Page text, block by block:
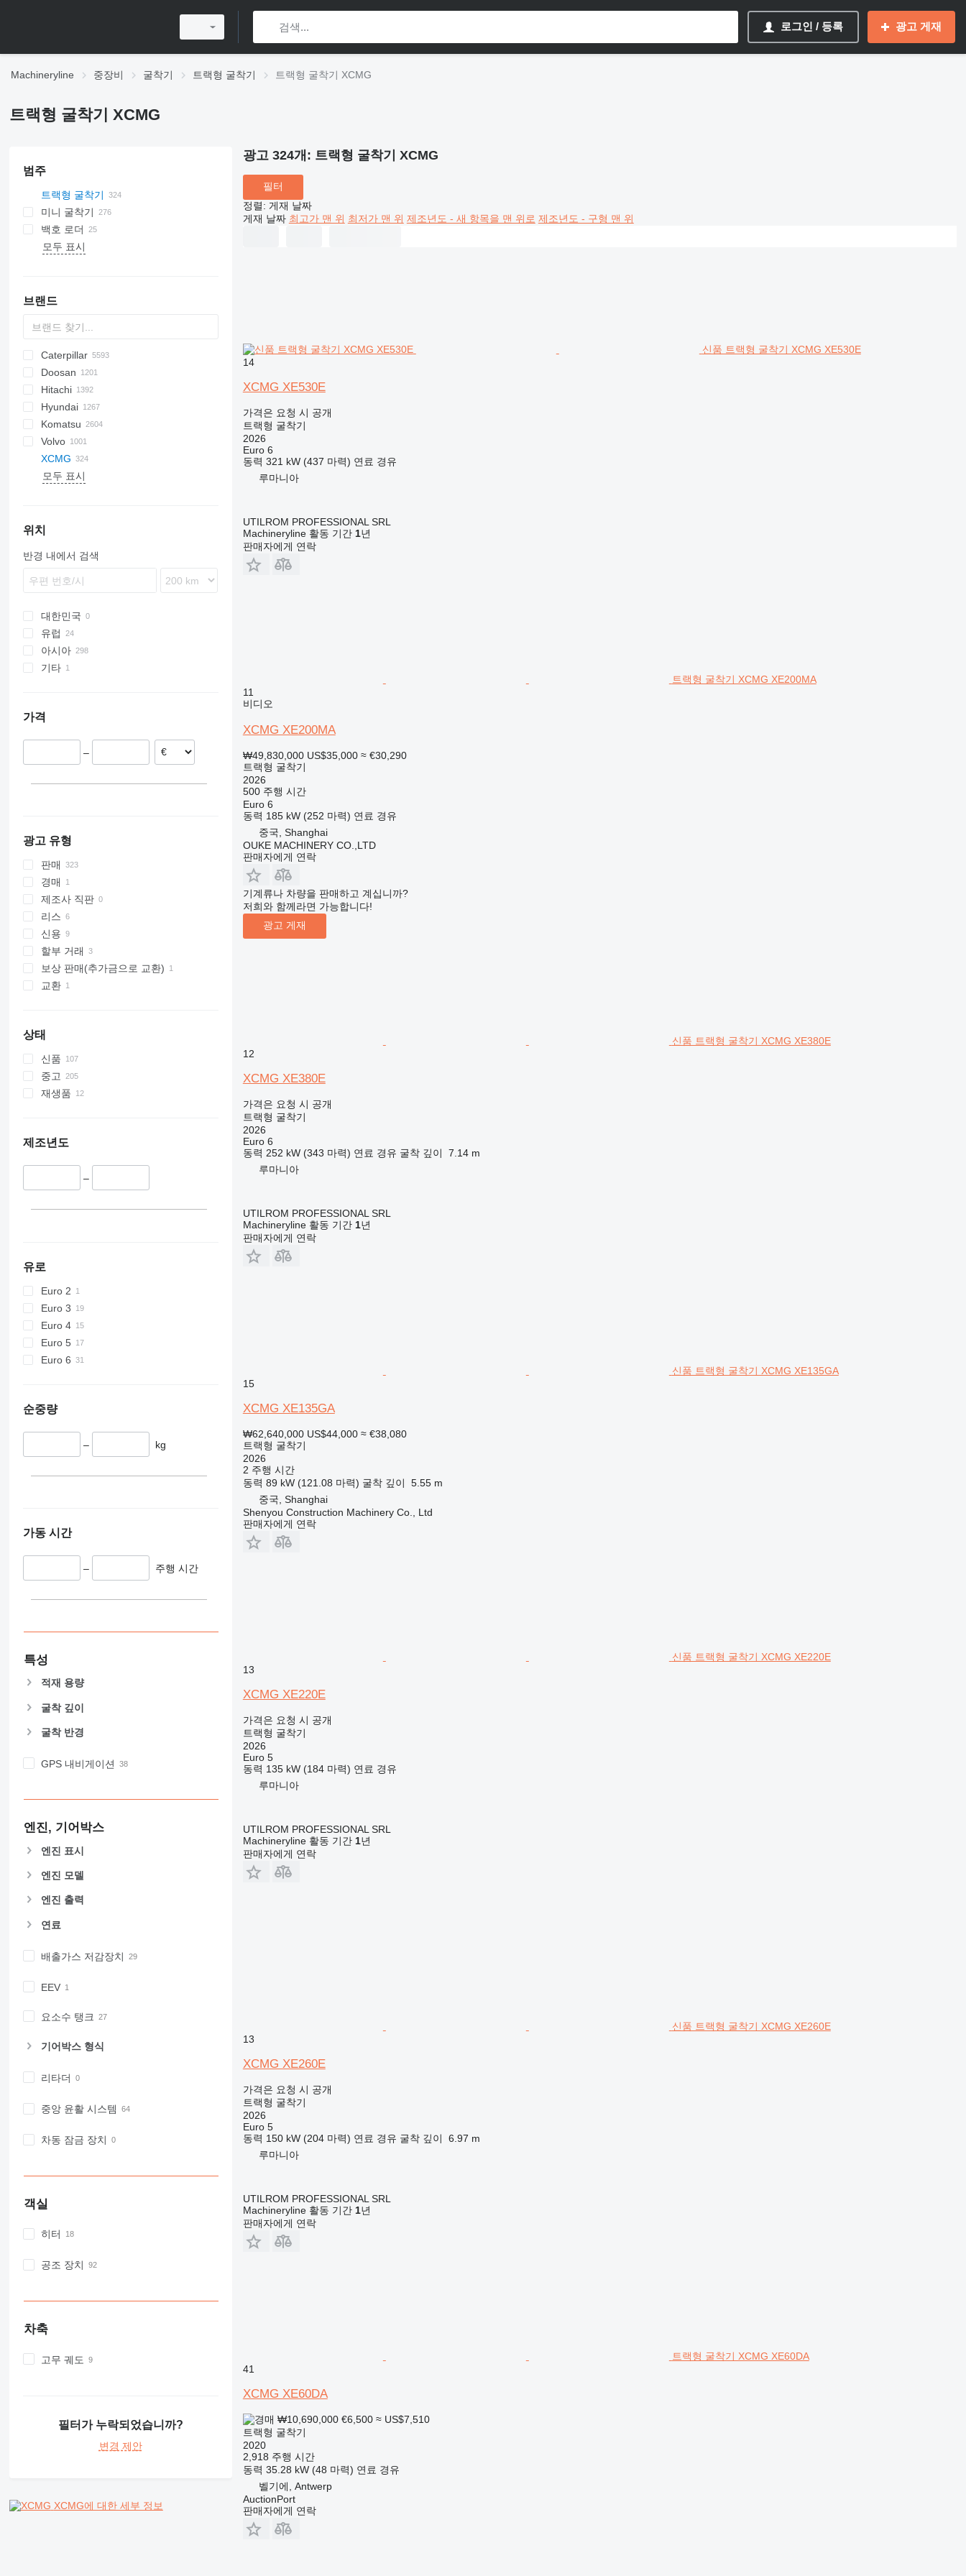
로그인 / 등록 광고 게재
Machineryline 중장비 굴착기 트랙형 굴착기 트랙형 굴착기 XCMG
트랙형 굴착기 XCMG
범주
트랙형 굴착기
미니 굴착기
백호 로더
모두 표시
브랜드
225LC
260LC
1304
1504
1604
1704
1804
331
337
E series
S series
1088
1188
CX
SR
Caterpillar
120
215
235
301
302
303
305
312
313
314
315
316
317
318
325
330
340
345
349
350
365
374
375
390
E-series
F-series
GC
S-series
DX
Doosan
DH
DX
Solar
FE
EX
FH
ZX
E-series
XL
HE
HD
HMK
Hitachi
EX
ZX
Zaxis
Hyundai
EX-series
H-series
HX-series
R-series
IC
IS
86
140X LC
205
215
8035
8056
JS
JZ
NXT
HD
SK
Komatsu
D series
HD
PC
KX-series
M-series
U-series
A-series
L-series
LH
SC
915
920E
922
CDM
LG
FR
11
714
12002
E-series
T-series
RH
90
E-Series
ER
SE
QA
QH
QJ
SY
HR
825
SE
SH
SWE
TB
TC
Volvo
BLC
EC
ET
EZ
ET
XCMG
XD
XE55DA
XE60
XE75GA
XE135GA
XE150
XE200
XE215
XE380E
XE380G PRO
XE1250
B-series
U-series
ZE
EC
모두 표시
위치
반경 내에서 검색
대한민국
유럽
네덜란드
아시아
기타
가격
–
광고 유형
판매
경매
제조사 직판
리스
신용
할부 거래
보상 판매(추가금으로 교환)
교환
상태
신품
중고
재생품
제조년도
–
유로
Euro 2
Euro 3
Euro 4
Euro 5
Euro 6
순중량
– kg
가동 시간
– 주행 시간
특성
적재 용량
굴착 깊이
굴착 반경
GPS 내비게이션
엔진, 기어박스
엔진 표시
엔진 모델
엔진 출력
연료
배출가스 저감장치
EEV
요소수 탱크
기어박스 형식
리타더
중앙 윤활 시스템
차동 잠금 장치
객실
히터
공조 장치
차축
고무 궤도
필터가 누락되었습니까?
변경 제안
XCMG에 대한 세부 정보
광고 324개: 트랙형 굴착기 XCMG
필터
정렬: 게재 날짜
게재 날짜 최고가 맨 위 최저가 맨 위 제조년도 - 새 항목을 맨 위로 제조년도 - 구형 맨 위
신품 트랙형 굴착기 XCMG XE530E
14
XCMG XE530E
가격은 요청 시 공개
트랙형 굴착기
2026
Euro 6
동력 321 kW (437 마력) 연료 경유
루마니아
UTILROM PROFESSIONAL SRL
Machineryline 활동 기간 1년
판매자에게 연락
트랙형 굴착기 XCMG XE200MA
11
비디오
XCMG XE200MA
₩49,830,000 US$35,000 ≈ €30,290
트랙형 굴착기
2026
500 주행 시간
Euro 6
동력 185 kW (252 마력) 연료 경유
중국, Shanghai
OUKE MACHINERY CO.,LTD
판매자에게 연락
기계류나 차량을 판매하고 계십니까?
저희와 함께라면 가능합니다!
광고 게재
신품 트랙형 굴착기 XCMG XE380E
12
XCMG XE380E
가격은 요청 시 공개
트랙형 굴착기
2026
Euro 6
동력 252 kW (343 마력) 연료 경유 굴착 깊이
7.14 m
루마니아
UTILROM PROFESSIONAL SRL
Machineryline 활동 기간 1년
판매자에게 연락
신품 트랙형 굴착기 XCMG XE135GA
15
XCMG XE135GA
₩62,640,000 US$44,000 ≈ €38,080
트랙형 굴착기
2026
2 주행 시간
동력 89 kW (121.08 마력) 굴착 깊이
5.55 m
중국, Shanghai
Shenyou Construction Machinery Co., Ltd
판매자에게 연락
신품 트랙형 굴착기 XCMG XE220E
13
XCMG XE220E
가격은 요청 시 공개
트랙형 굴착기
2026
Euro 5
동력 135 kW (184 마력) 연료 경유
루마니아
UTILROM PROFESSIONAL SRL
Machineryline 활동 기간 1년
판매자에게 연락
신품 트랙형 굴착기 XCMG XE260E
13
XCMG XE260E
가격은 요청 시 공개
트랙형 굴착기
2026
Euro 5
동력 150 kW (204 마력) 연료 경유 굴착 깊이
6.97 m
루마니아
UTILROM PROFESSIONAL SRL
Machineryline 활동 기간 1년
판매자에게 연락
트랙형 굴착기 XCMG XE60DA
41
XCMG XE60DA
₩10,690,000 €6,500 ≈ US$7,510
트랙형 굴착기
2020
2,918 주행 시간
동력 35.28 kW (48 마력) 연료 경유
벨기에, Antwerp
AuctionPort
판매자에게 연락